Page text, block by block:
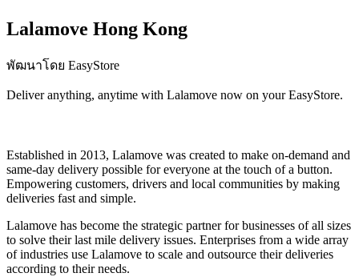
Lalamove Hong Kong
พัฒนาโดย EasyStore
Deliver anything, anytime with Lalamove now on your EasyStore.
Established in 2013, Lalamove was created to make on-demand and
same-day delivery possible for everyone at the touch of a button.
Empowering customers, drivers and local communities by making
deliveries fast and simple.
Lalamove has become the strategic partner for businesses of all sizes
to solve their last mile delivery issues. Enterprises from a wide array
of industries use Lalamove to scale and outsource their deliveries
according to their needs.